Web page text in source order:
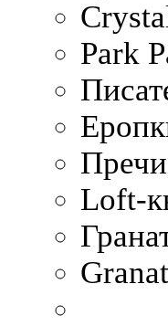
Park
Loft-